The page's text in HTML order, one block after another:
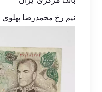
نیم رخ محمدرضا پهلوی